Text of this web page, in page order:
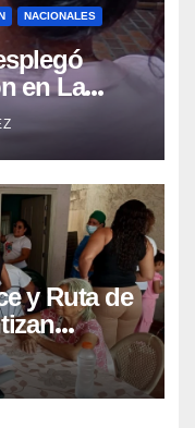
NACIONALES
en La
protección
y Ruta de
en